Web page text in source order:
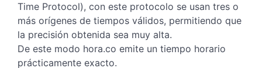
Time Protocol), con este protocolo se usan tres o
más orígenes de tiempos válidos, permitiendo que
la precisión obtenida sea muy alta.
De este modo hora.co emite un tiempo horario
prácticamente exacto.